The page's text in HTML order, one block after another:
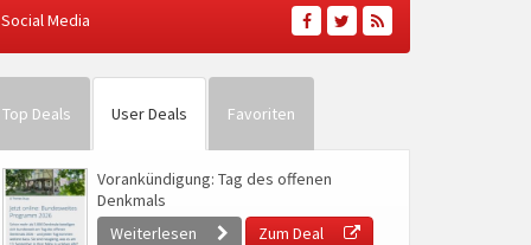
Social Media
Top Deals User Deals Favoriten
Vorankündigung: Tag des offenen
Denkmals
Weiterlesen
Zum Deal